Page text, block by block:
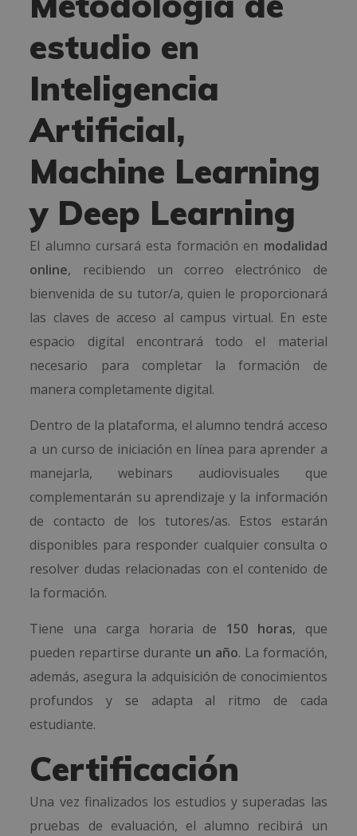
estudio en
Inteligencia
Artificial,
Machine Learning
y Deep Learning
El alumno cursará esta formación en modalidad
online, recibiendo un correo electrónico de
bienvenida de su tutor/a, quien le proporcionará
las claves de acceso al campus virtual. En este
espacio digital encontrará todo el material
necesario para completar la formación de
manera completamente digital.
Dentro de la plataforma, el alumno tendrá acceso
a un curso de iniciación en línea para aprender a
manejarla, webinars audiovisuales que
complementarán su aprendizaje y la información
de contacto de los tutores/as. Estos estarán
disponibles para responder cualquier consulta o
resolver dudas relacionadas con el contenido de
la formación.
Tiene una carga horaria de 150 horas, que
pueden repartirse durante un año. La formación,
además, asegura la adquisición de conocimientos
profundos y se adapta al ritmo de cada
estudiante.
Certificación
Una vez finalizados los estudios y superadas las
pruebas de evaluación, el alumno recibirá un